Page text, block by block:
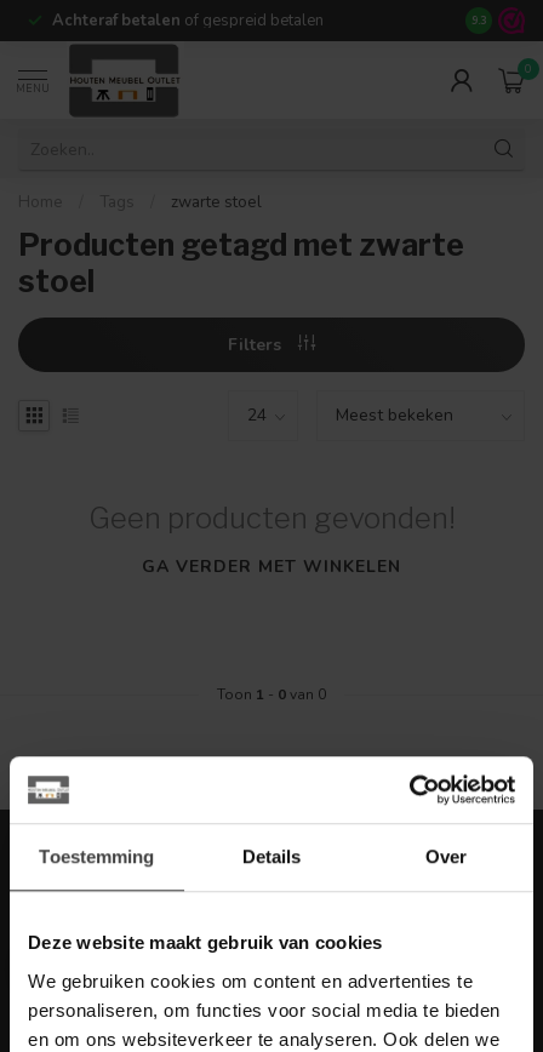
Toestemming Details Over
Deze website maakt gebruik van cookies
We gebruiken cookies om content en advertenties te
personaliseren, om functies voor social media te bieden
en om ons websiteverkeer te analyseren. Ook delen we
Achteraf betalen of gespreid betalen 14 dagen
9.3
MENU
0
Home Tags zwarte stoel
Producten getagd met zwarte
stoel
Filters
Geen producten gevonden!
GA VERDER MET WINKELEN
Toon 1 - 0van 0
Meld je aan voor onze nieuwbrief met
scherpe acties